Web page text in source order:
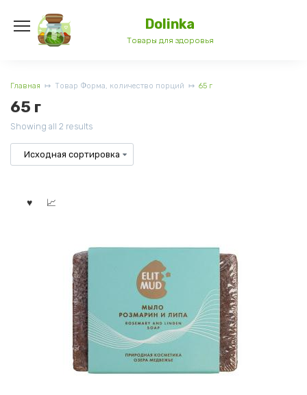
содержанию
Dolinka
Товары для здоровья
Главная Товар Форма, количество порций 65 г
65 г
Showing all 2 results